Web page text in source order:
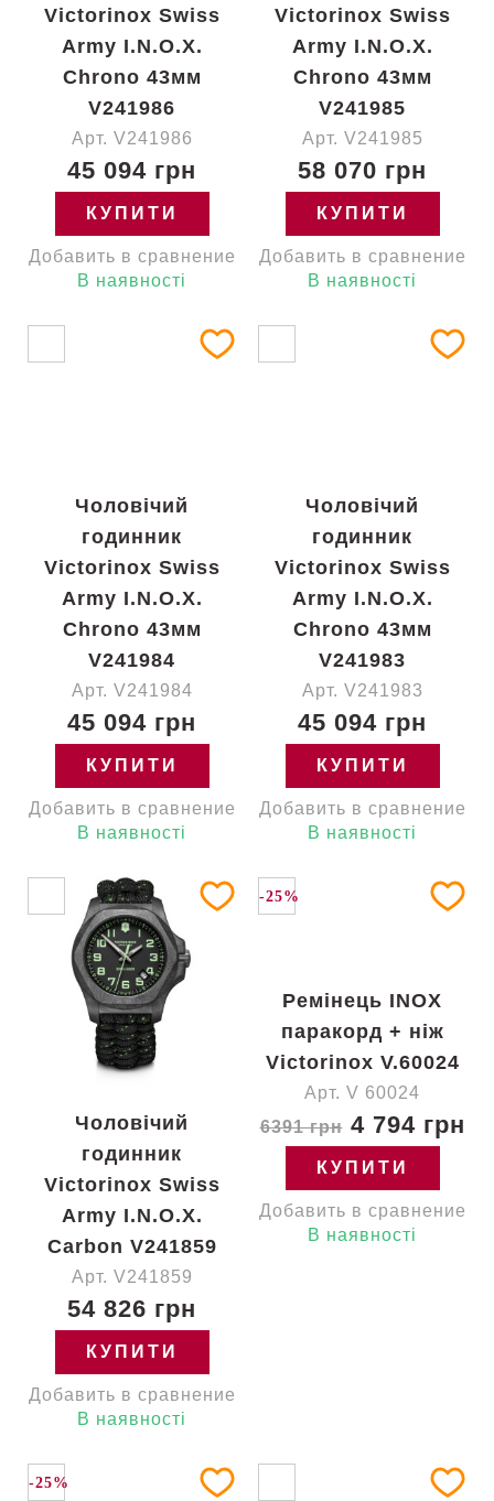
Victorinox Swiss
Army I.N.O.X.
Chrono 43мм
V241986
Арт. V241986
45 094 грн
КУПИТИ
Добавить в сравнение
В наявності
Victorinox Swiss
Army I.N.O.X.
Chrono 43мм
V241985
Арт. V241985
58 070 грн
КУПИТИ
Добавить в сравнение
В наявності
Чоловічий
годинник
Victorinox Swiss
Army I.N.O.X.
Chrono 43мм
V241984
Арт. V241984
45 094 грн
КУПИТИ
Добавить в сравнение
В наявності
Чоловічий
годинник
Victorinox Swiss
Army I.N.O.X.
Chrono 43мм
V241983
Арт. V241983
45 094 грн
КУПИТИ
Добавить в сравнение
В наявності
Чоловічий
годинник
Victorinox Swiss
Army I.N.O.X.
Carbon V241859
Арт. V241859
54 826 грн
КУПИТИ
Добавить в сравнение
В наявності
-25%
Ремінець INOX
паракорд + ніж
Victorinox V.60024
Арт. V 60024
6391 грн4 794 грн
КУПИТИ
Добавить в сравнение
В наявності
-25%